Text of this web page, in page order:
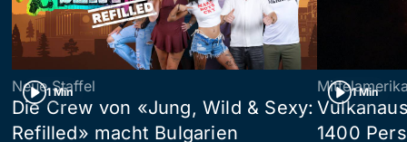
1 Min
Neue Staffel
Die Crew von «Jung, Wild & Sexy:
Refilled» macht Bulgarien
1 Min
1400